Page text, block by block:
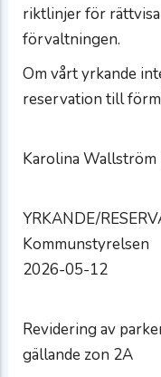
riktlinjer för
förvaltningen.
Om vårt yrkande
reservation till
Karolina Wallström
YRKANDE/
Kommunstyrelsen
2026-05-12
Revidering av
gällande zon 2A